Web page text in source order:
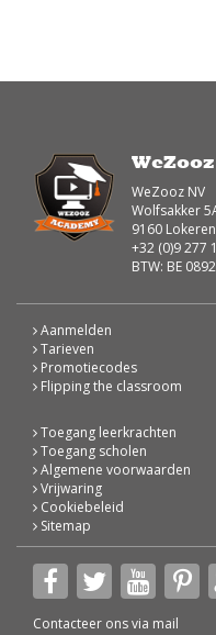
WeZooz NV
Wolfsakker
9160 Lokeren
+32 (0)9 277
BTW: BE
Aanmelden
Tarieven
Promotiecodes
Flipping the classroom
Toegang leerkrachten
Toegang scholen
Algemene voorwaarden
Vrijwaring
Cookiebeleid
Sitemap
Contacteer ons via mail